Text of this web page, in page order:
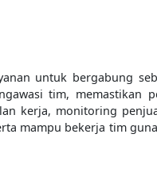
untuk bergabung
tim, memastikan
kerja, monitoring
mampu bekerja tim